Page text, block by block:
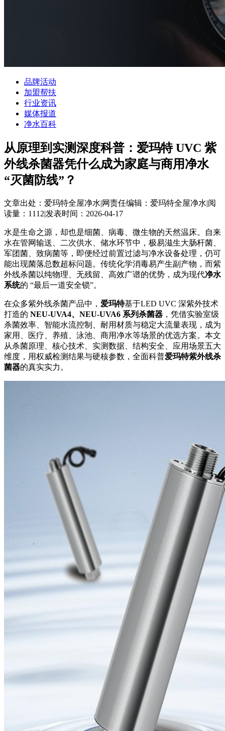
品牌活动
加盟帮扶
行业资讯
媒体报道
净水百科
从原理到实测深度科普：爱玛特 UVC 紫
外线杀菌器凭什么成为家庭与商用净水
“灭菌防线”？
文章出处：爱玛特全屋净水|网责任编辑：爱玛特全屋净水|阅
读量：1112|发表时间：2026-04-17
水是生命之源，却也是细菌、病毒、微生物的天然温床。自来
水在管网输送、二次供水、储水环节中，极易滋生大肠杆菌、
军团菌、致病菌等，即便经过前置过滤与净水设备处理，仍可
能出现菌落总数超标问题。传统化学消毒易产生副产物，而紫
外线杀菌以纯物理、无残留、高效广谱的优势，成为现代净水
系统的 “最后一道安全锁”。
在众多紫外线杀菌产品中， 爱玛特基于LED UVC 深紫外技术
打造的 NEU-UVA4、NEU-UVA6 系列杀菌器 ，凭借实验室级
杀菌效率、智能水流控制、耐用材质与稳定大流量表现，成为
家用、医疗、养殖、泳池、商用净水等场景的优选方案。本文
从杀菌原理、核心技术、实测数据、结构安全、应用场景五大
维度，用权威检测结果与硬核参数，全面科普爱玛特紫外线杀
菌器的真实实力。